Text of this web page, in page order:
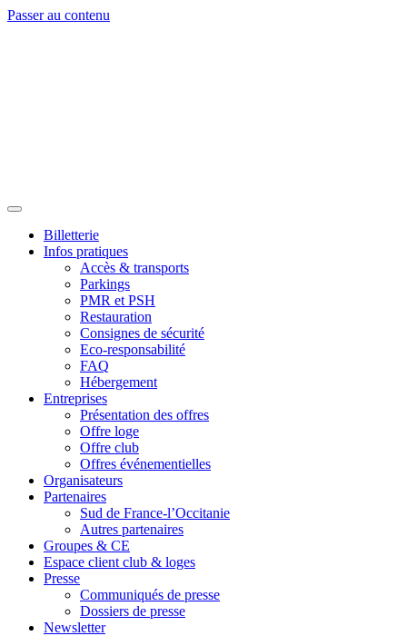
Passer au contenu
Billetterie
Infos pratiques
Accès & transports
Parkings
PMR et PSH
Restauration
Consignes de sécurité
Eco-responsabilité
FAQ
Hébergement
Entreprises
Présentation des offres
Offre loge
Offre club
Offres événementielles
Organisateurs
Partenaires
Sud de France-l’Occitanie
Autres partenaires
Groupes & CE
Espace client club & loges
Presse
Communiqués de presse
Dossiers de presse
Newsletter